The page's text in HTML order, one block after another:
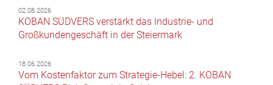
02.08.2026
KOBAN SÜDVERS verstärkt das Industrie- und
Großkundengeschäft in der Steiermark
18.06.2026
Vom Kostenfaktor zum Strategie-Hebel: 2. KOBAN